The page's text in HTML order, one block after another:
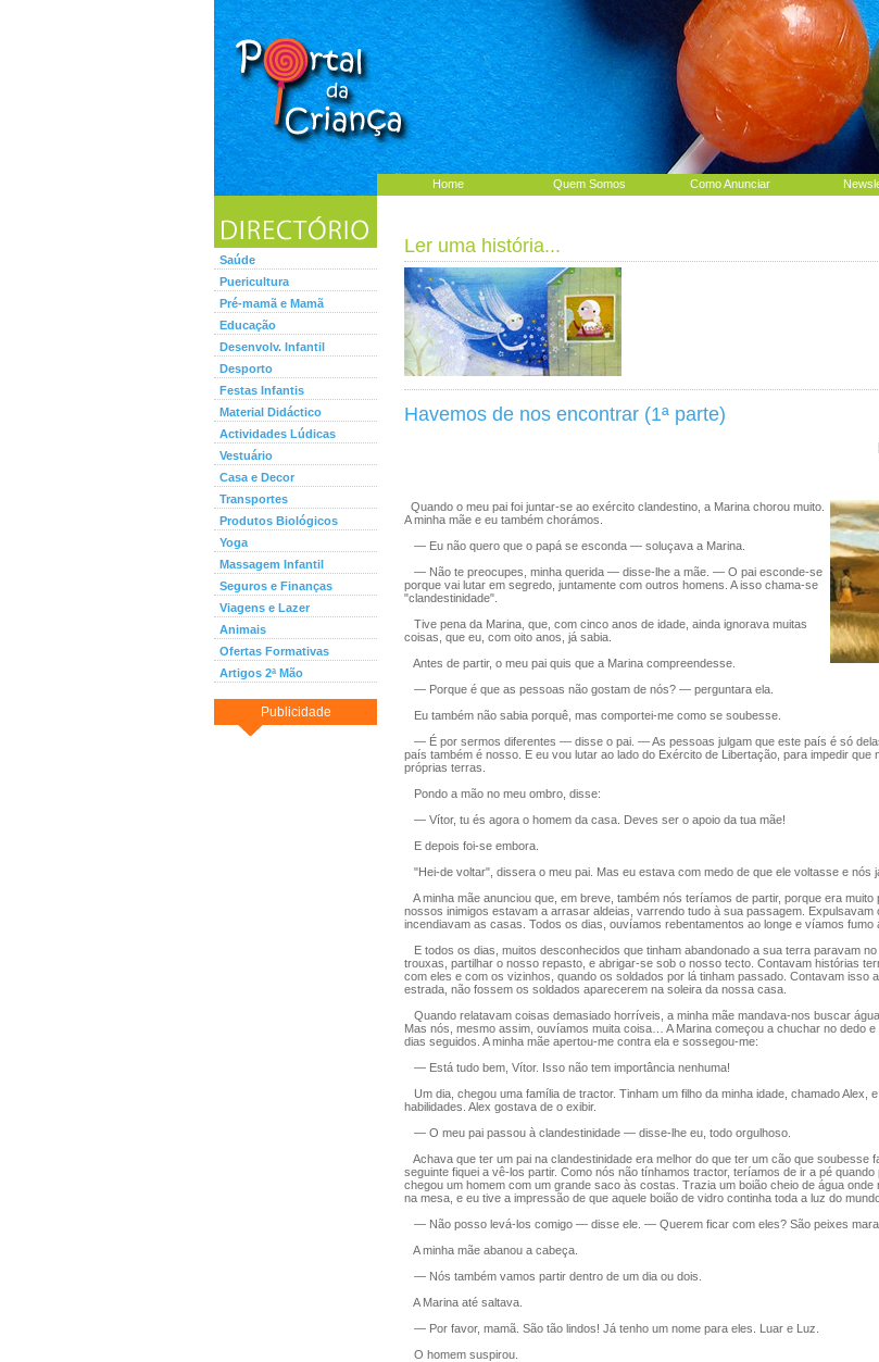
Home Quem Somos Como Anunciar
Saúde
Puericultura
Pré-mamã e Mamã
Educação
Desenvolv. Infantil
Desporto
Festas Infantis
Material Didáctico
Actividades Lúdicas
Vestuário
Casa e Decor
Transportes
Produtos Biológicos
Yoga
Massagem Infantil
Seguros e Finanças
Viagens e Lazer
Animais
Ofertas Formativas
Artigos 2ª Mão
Publicidade
Ler uma história...
Havemos de nos encontrar (1ª parte)
Quando o meu pai foi juntar-se ao exército clandestino, a Marina chorou muito.
A minha mãe e eu também chorámos.
— Eu não quero que o papá se esconda — soluçava a Marina.
— Não te preocupes, minha querida — disse-lhe a mãe. — O pai esconde-se
porque vai lutar em segredo, juntamente com outros homens. A isso chama-se
"clandestinidade".
Tive pena da Marina, que, com cinco anos de idade, ainda ignorava muitas
coisas, que eu, com oito anos, já sabia.
Antes de partir, o meu pai quis que a Marina compreendesse.
— Porque é que as pessoas não gostam de nós? — perguntara ela.
Eu também não sabia porquê, mas comportei-me como se soubesse.
— É por sermos diferentes — disse o pai. — As pessoas julgam que este país é só
país também é nosso. E eu vou lutar ao lado do Exército de Libertação, para impedir que
próprias terras.
Pondo a mão no meu ombro, disse:
— Vítor, tu és agora o homem da casa. Deves ser o apoio da tua mãe!
E depois foi-se embora.
"Hei-de voltar", dissera o meu pai. Mas eu estava com medo de que ele voltasse e nós
A minha mãe anunciou que, em breve, também nós teríamos de partir, porque era
nossos inimigos estavam a arrasar aldeias, varrendo tudo à sua passagem. Expulsavam
incendiavam as casas. Todos os dias, ouvíamos rebentamentos ao longe e víamos fumo
E todos os dias, muitos desconhecidos que tinham abandonado a sua terra paravam
trouxas, partilhar o nosso repasto, e abrigar-se sob o nosso tecto. Contavam histórias
com eles e com os vizinhos, quando os soldados por lá tinham passado. Contavam isso
estrada, não fossem os soldados aparecerem na soleira da nossa casa.
Quando relatavam coisas demasiado horríveis, a minha mãe mandava-nos buscar
Mas nós, mesmo assim, ouvíamos muita coisa… A Marina começou a chuchar no dedo e
dias seguidos. A minha mãe apertou-me contra ela e sossegou-me:
— Está tudo bem, Vítor. Isso não tem importância nenhuma!
Um dia, chegou uma família de tractor. Tinham um filho da minha idade, chamado Alex,
habilidades. Alex gostava de o exibir.
— O meu pai passou à clandestinidade — disse-lhe eu, todo orgulhoso.
Achava que ter um pai na clandestinidade era melhor do que ter um cão que soubesse
seguinte fiquei a vê-los partir. Como nós não tínhamos tractor, teríamos de ir a pé quando
chegou um homem com um grande saco às costas. Trazia um boião cheio de água
na mesa, e eu tive a impressão de que aquele boião de vidro continha toda a luz do
— Não posso levá-los comigo — disse ele. — Querem ficar com eles? São peixes
A minha mãe abanou a cabeça.
— Nós também vamos partir dentro de um dia ou dois.
A Marina até saltava.
— Por favor, mamã. São tão lindos! Já tenho um nome para eles. Luar e Luz.
O homem suspirou.